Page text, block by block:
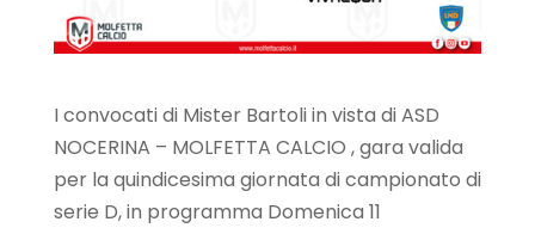
I convocati di Mister Bartoli in vista di ASD
NOCERINA – MOLFETTA CALCIO , gara valida
per la quindicesima giornata di campionato di
serie D, in programma Domenica 11